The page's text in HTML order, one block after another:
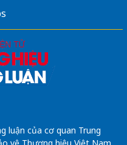
luận của cơ quan Trung